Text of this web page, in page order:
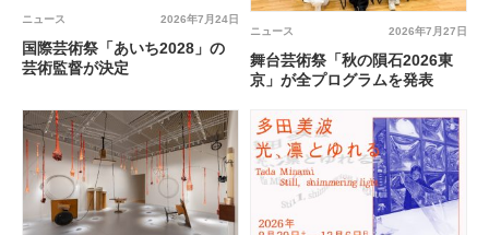
2026年7月24日
ニュース
国際芸術祭「あいち2028」の
芸術監督が決定
2026年7月27日
ニュース
舞台芸術祭「秋の隕石2026東
京」が全プログラムを発表